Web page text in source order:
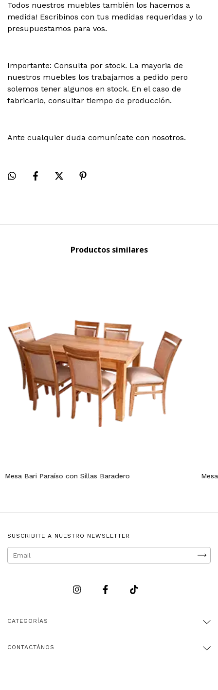
Todos nuestros muebles también los hacemos a
medida! Escribinos con tus medidas requeridas y lo
presupuestamos para vos.
Importante: Consulta por stock. La mayoria de
nuestros muebles los trabajamos a pedido pero
solemos tener algunos en stock. En el caso de
fabricarlo, consultar tiempo de producción.
Ante cualquier duda comunícate con nosotros.
Productos similares
Mesa Bari Paraíso con Sillas Baradero
SUSCRIBITE A NUESTRO NEWSLETTER
CATEGORÍAS
CONTACTÁNOS